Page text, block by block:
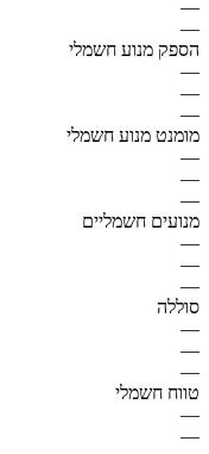
—
—
הספק מנוע חשמלי
—
—
—
מומנט מנוע חשמלי
—
—
—
מנועים חשמליים
—
—
—
סוללה
—
—
—
טווח חשמלי
—
—